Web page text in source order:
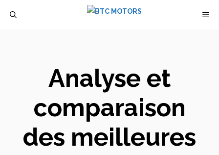
Analyse et
comparaison
des meilleures